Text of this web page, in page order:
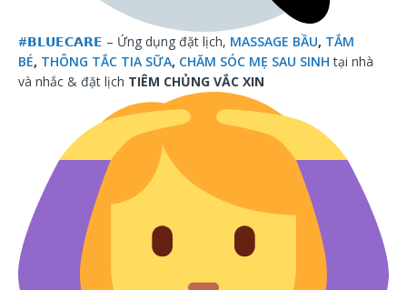
#𝗕𝗟𝗨𝗘𝗖𝗔𝗥𝗘 – Ứng dụng đặt lịch, MASSAGE BẦU, TẮM
BÉ, THÔNG TẮC TIA SỮA, CHĂM SÓC MẸ SAU SINH tại nhà
và nhắc & đặt lịch TIÊM CHỦNG VẮC XIN